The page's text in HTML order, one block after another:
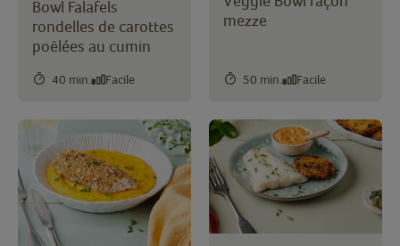
Bowl Falafels
rondelles de carottes
poêlées au cumin
40 min. Facile
mezze
50 min. Facile